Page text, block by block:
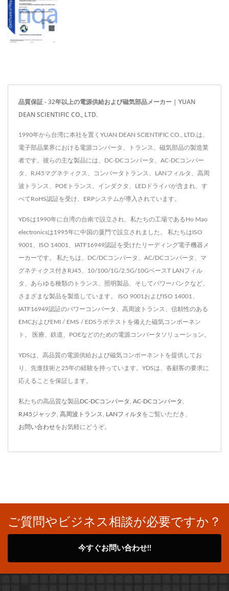
品質保証 - 32年以上の電源供給および磁気部品メーカー | YUAN
DEAN SCIENTIFIC CO., LTD.
1990年から台湾に本社を置くYUAN DEAN SCIENTIFIC CO., LTD.は、
電子部品業界における電源コンバータ、トランス、磁気部品の製造業
者です。彼らの主な製品には、DC-DCコンバータ、AC-DCコンバー
タ、RJ45マグネティクス、コンバータトランス、LANフィルタ、高周
波トランス、POEトランス、インダクタ、LEDドライバが含まれ、す
べてRoHS認証を受け、ERPシステムが導入されています。
YDSは1990年に台湾の台南で設立され、私たちの工場であるHo Mao
electronicsは1995年に中国の厦門で設立されました。 私たちはISO
9001、ISO 14001、IATF16949認証を受けたリーディング電子機器メ
ーカーです。 私たちは、DC/DCコンバータ、AC/DCコンバータ、マ
グネティクス付きRJ45、10/100/1G/2.5G/10GベースT LANフィル
タ、あらゆる種類のトランス、照明製品、そしてパワーバンクなど、
さまざまな製品を製造しています。 ISO 9001およびISO 14001、
IATF16949認証のパワーコンバータ、高周波トランス、信頼性のある
EMCおよびEMI / EMS / EDSラボテストを備えた磁気コンポーネン
ト。 医療、鉄道、POEなどのための電源コンバータソリューション。
YDSは、高品質の電源供給および磁気コンポーネントを提供してお
り、先進技術と25年の経験を持っています。YDSは、各顧客の要求に
応えることを保証します。
私たちの高品質な製品DC-DCコンバータ AC-DCコンバータ
RJ45ジャック 高周波トランス LANフィルタ をご覧いただき、
お問い合わせをお気軽にどうぞ。
ご質問やビジネス相談が必要ですか？
今すぐお問い合わせ!!